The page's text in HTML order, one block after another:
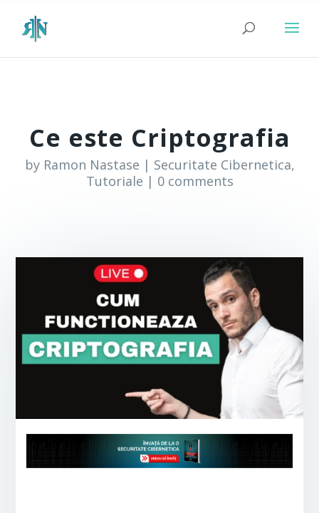
Ce este Criptografia
by Ramon Nastase | Securitate Cibernetica,
Tutoriale | 0 comments